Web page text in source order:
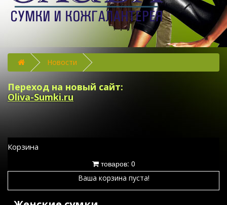
Новости
Переход на новый сайт:
Oliva-Sumki.ru
Корзина
товаров: 0
Ваша корзина пуста!